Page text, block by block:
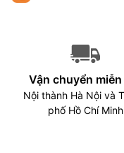
Vận chuyển
Nội thành Hà Nội và
phố Hồ Chí Minh